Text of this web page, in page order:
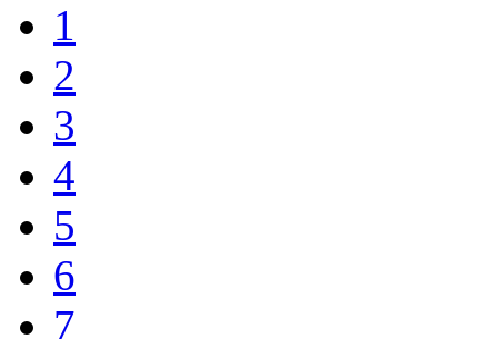
1
2
3
4
5
6
7